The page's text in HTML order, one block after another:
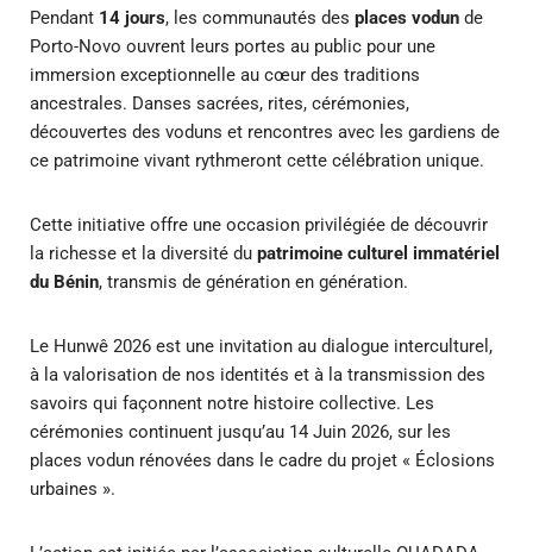
Pendant 14 jours, les communautés des places vodun de
Porto-Novo ouvrent leurs portes au public pour une
immersion exceptionnelle au cœur des traditions
ancestrales. Danses sacrées, rites, cérémonies,
découvertes des voduns et rencontres avec les gardiens de
ce patrimoine vivant rythmeront cette célébration unique.
Cette initiative offre une occasion privilégiée de découvrir
la richesse et la diversité du patrimoine culturel immatériel
du Bénin, transmis de génération en génération.
Le Hunwê 2026 est une invitation au dialogue interculturel,
à la valorisation de nos identités et à la transmission des
savoirs qui façonnent notre histoire collective. Les
cérémonies continuent jusqu’au 14 Juin 2026, sur les
places vodun rénovées dans le cadre du projet « Éclosions
urbaines ».